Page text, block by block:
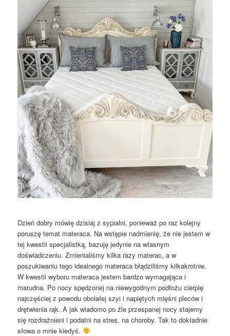
Dzień dobry mówię dzisiaj z sypialni, ponieważ po raz kolejny
poruszę temat materaca. Na wstępie nadmienię, że nie jestem w
tej kwestii specjalistką, bazuję jedynie na własnym
doświadczeniu. Zmienialiśmy kilka razy materac, a w
poszukiwaniu tego idealnego materaca błądziliśmy kilkakrotnie.
W kwestii wyboru materaca jestem bardzo wymagająca i
marudna. Po nocy spędzonej na niewygodnym podłożu cierpię
najczęściej z powodu obolałej szyi i napiętych mięśni pleców i
drętwienia rąk. A jak wiadomo po źle przespanej nocy stajemy
się rozdrażnieni i podatni na stres, na choroby. Tak to dokładnie
słowa o mnie kiedyś.